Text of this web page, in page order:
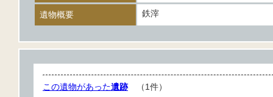
遺物概要 鉄滓
この遺物があった遺跡（1件）